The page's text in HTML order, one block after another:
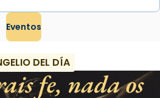
Eventos
DEL DÍA
fe, nada os